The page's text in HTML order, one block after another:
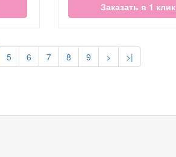
Заказать в 1 клик
5 6 7 8 9 > >|